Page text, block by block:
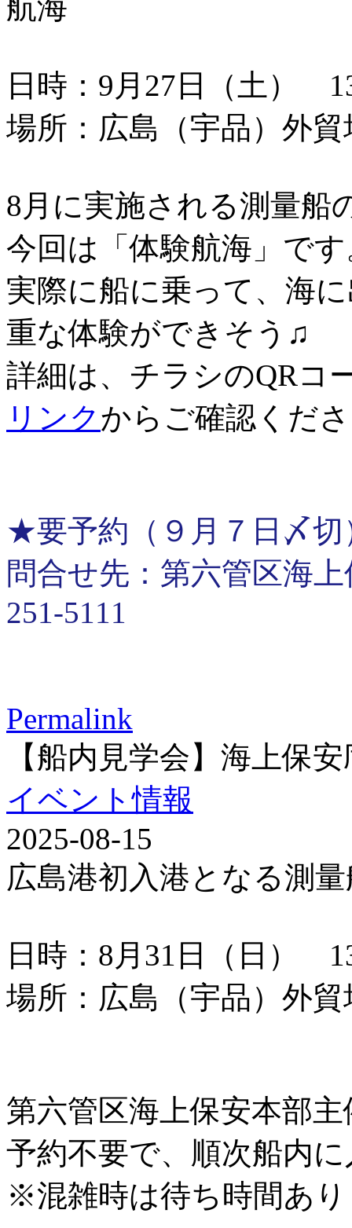
航海
日時：9月27日（土）
場所：広島（宇品）外
8月に実施される測量船
今回は「体験航海」で
実際に船に乗って、海
重な体験ができそう♫
詳細は、チラシのQRコ
リンクからご確認くだ
★要予約（９月７日〆切
問合せ先：第六管区海
251-5111
Permalink
【船内見学会】海上保
イベント情報
2025-08-15
広島港初入港となる測
日時：8月31日（日）
場所：広島（宇品）外
第六管区海上保安本部
予約不要で、順次船内
※混雑時は待ち時間あり